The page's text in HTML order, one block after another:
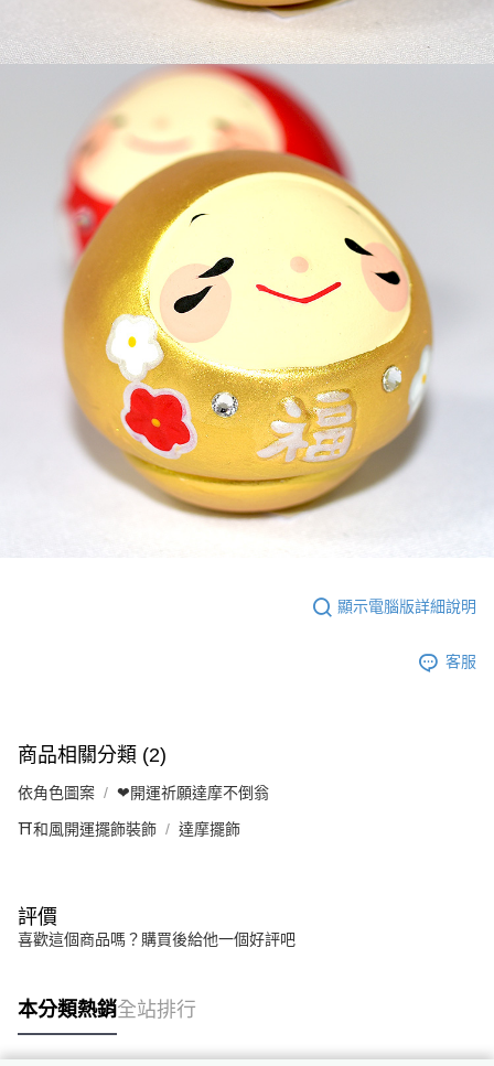
顯示電腦版詳細說明
客服
商品相關分類 (2)
依角色圖案 ❤開運祈願達摩不倒翁
⛩️和風開運擺飾裝飾 達摩擺飾
評價
喜歡這個商品嗎？購買後給他一個好評吧
本分類熱銷全站排行